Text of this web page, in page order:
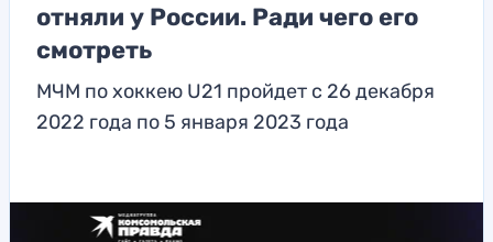
отняли у России. Ради чего его
смотреть
МЧМ по хоккею U21 пройдет с 26 декабря
2022 года по 5 января 2023 года